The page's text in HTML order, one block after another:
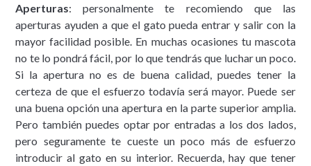
Aperturas: personalmente te recomiendo que las
aperturas ayuden a que el gato pueda entrar y salir con la
mayor facilidad posible. En muchas ocasiones tu mascota
no te lo pondrá fácil, por lo que tendrás que luchar un poco.
Si la apertura no es de buena calidad, puedes tener la
certeza de que el esfuerzo todavía será mayor. Puede ser
una buena opción una apertura en la parte superior amplia.
Pero también puedes optar por entradas a los dos lados,
pero seguramente te cueste un poco más de esfuerzo
introducir al gato en su interior. Recuerda, hay que tener